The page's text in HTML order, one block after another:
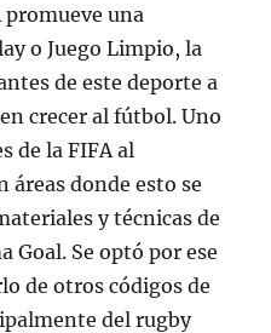
una
o Juego Limpio, la
de este deporte a
crecer al fútbol. Uno
de la FIFA al
áreas donde esto se
y técnicas de
Goal. Se optó por ese
de otros códigos de
del rugby